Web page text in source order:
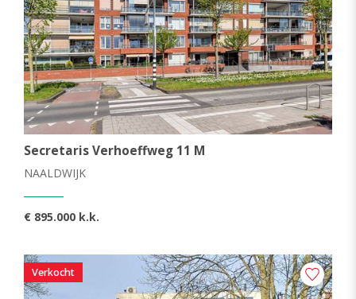
Secretaris Verhoeffweg 11 M
NAALDWIJK
€ 895.000 k.k.
Verkocht